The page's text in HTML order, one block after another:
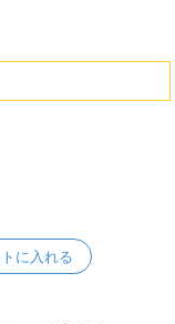
に入れる